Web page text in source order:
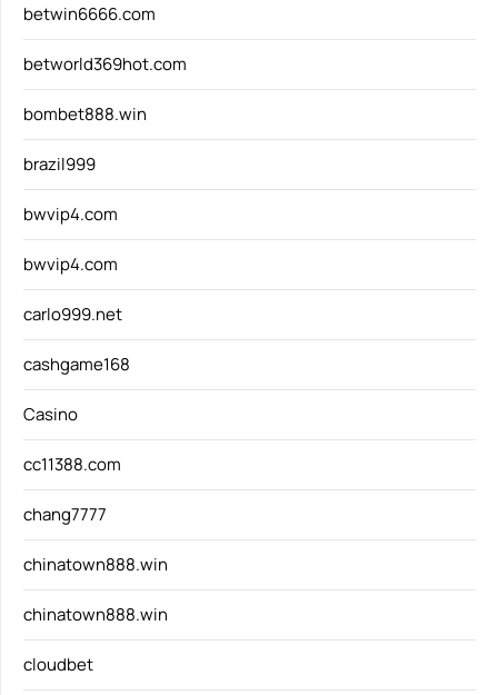
betwin6666.com
betworld369hot.com
bombet888.win
brazil999
bwvip4.com
bwvip4.com
carlo999.net
cashgame168
Casino
cc11388.com
chang7777
chinatown888.win
chinatown888.win
cloudbet